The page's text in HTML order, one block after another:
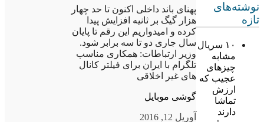
نوشته‌های
تازه
۱۰ سریال
مشابه
چیزهای
عجیب که
ارزش
تماشا
دارند
پهنای باند داخلی اکنون تا حد چهار
هزار گیگ بر ثانیه افزایش پیدا
کرده و امیدواریم این رقم تا پایان
سال جاری دو تا سه برابر شود.
وزیر ارتباطات: همکاری مناسب
تلگرام با ایران برای فیلتر کانال
های غیر اخلاقی
گوشی موبایل
آوریل 12, 2016